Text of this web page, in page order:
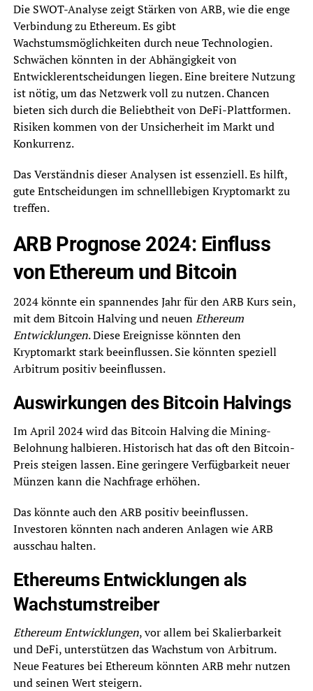
Die SWOT-Analyse zeigt Stärken von ARB, wie die enge
Verbindung zu Ethereum. Es gibt
Wachstumsmöglichkeiten durch neue Technologien.
Schwächen könnten in der Abhängigkeit von
Entwicklerentscheidungen liegen. Eine breitere Nutzung
ist nötig, um das Netzwerk voll zu nutzen. Chancen
bieten sich durch die Beliebtheit von DeFi-Plattformen.
Risiken kommen von der Unsicherheit im Markt und
Konkurrenz.
Das Verständnis dieser Analysen ist essenziell. Es hilft,
gute Entscheidungen im schnelllebigen Kryptomarkt zu
treffen.
ARB Prognose 2024: Einfluss
von Ethereum und Bitcoin
2024 könnte ein spannendes Jahr für den ARB Kurs sein,
mit dem Bitcoin Halving und neuenEthereum
Entwicklungen. Diese Ereignisse könnten den
Kryptomarkt stark beeinflussen. Sie könnten speziell
Arbitrum positiv beeinflussen.
Auswirkungen des Bitcoin Halvings
Im April 2024 wird das Bitcoin Halving die Mining-
Belohnung halbieren. Historisch hat das oft den Bitcoin-
Preis steigen lassen. Eine geringere Verfügbarkeit neuer
Münzen kann die Nachfrage erhöhen.
Das könnte auch den ARB positiv beeinflussen.
Investoren könnten nach anderen Anlagen wie ARB
ausschau halten.
Ethereums Entwicklungen als
Wachstumstreiber
Ethereum Entwicklungen, vor allem bei Skalierbarkeit
und DeFi, unterstützen das Wachstum von Arbitrum.
Neue Features bei Ethereum könnten ARB mehr nutzen
und seinen Wert steigern.